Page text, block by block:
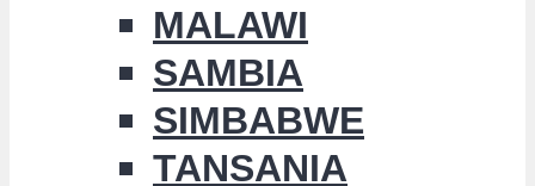
MALAWI
SAMBIA
SIMBABWE
TANSANIA